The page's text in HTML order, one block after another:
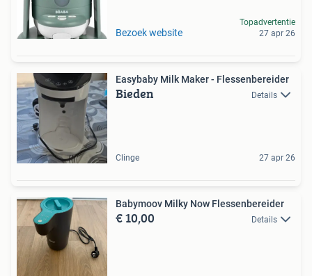
Bezoek website
Topadvertentie
27 apr 26
Easybaby Milk Maker - Flessenbereider
Bieden Details
Clinge 27 apr 26
Babymoov Milky Now Flessenbereider
€ 10,00 Details